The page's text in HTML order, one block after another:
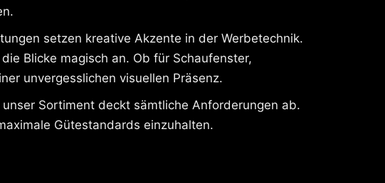
setzen kreative Akzente in der Werbetechnik.
Blicke magisch an. Ob für Schaufenster,
unvergesslichen visuellen Präsenz.
Sortiment deckt sämtliche Anforderungen ab.
Gütestandards einzuhalten.